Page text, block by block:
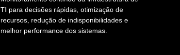
TI para decisões rápidas, otimização de
recursos, redução de indisponibilidades e
melhor performance dos sistemas.